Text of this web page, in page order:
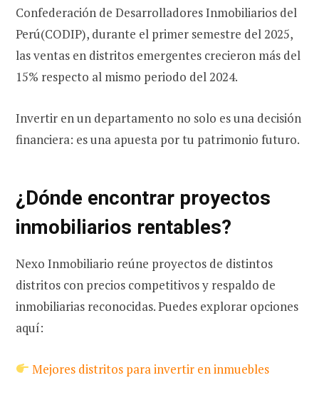
Confederación de Desarrolladores Inmobiliarios del
Perú(CODIP), durante el primer semestre del 2025,
las ventas en distritos emergentes crecieron más del
15% respecto al mismo periodo del 2024.
Invertir en un departamento no solo es una decisión
financiera: es una apuesta por tu patrimonio futuro.
¿Dónde encontrar proyectos
inmobiliarios rentables?
Nexo Inmobiliario reúne proyectos de distintos
distritos con precios competitivos y respaldo de
inmobiliarias reconocidas. Puedes explorar opciones
aquí:
Mejores distritos para invertir en inmuebles